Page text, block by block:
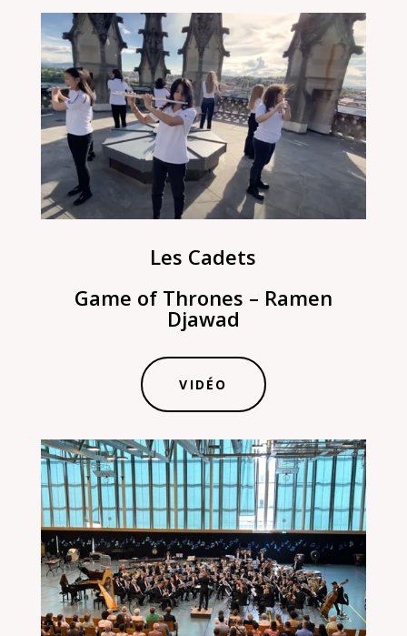
Les Cadets
Game of Thrones – Ramen
Djawad
VIDÉO